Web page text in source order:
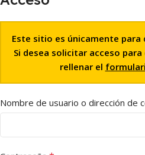
Este sitio es únicamente
Si desea solicitar acceso
rellenar el
Nombre de usuario o dirección de